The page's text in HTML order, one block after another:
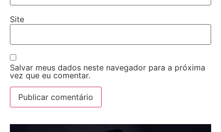
Site
Salvar meus dados neste navegador para a próxima
vez que eu comentar.